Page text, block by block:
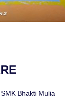
Bhakti Mulia